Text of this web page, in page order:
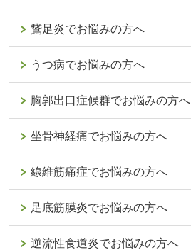
鵞足炎でお悩みの方へ
うつ病でお悩みの方へ
胸郭出口症候群でお悩みの方へ
坐骨神経痛でお悩みの方へ
線維筋痛症でお悩みの方へ
足底筋膜炎でお悩みの方へ
逆流性食道炎でお悩みの方へ